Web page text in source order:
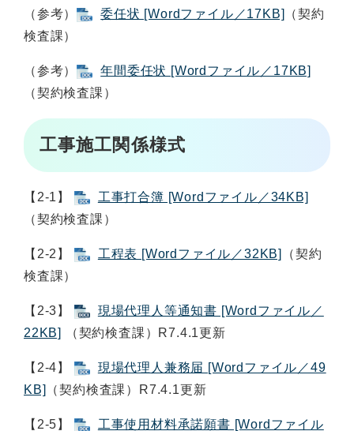
（参考） 委任状 [Wordファイル／17KB]
（契約
検査課）
（参考）
年間委任状 [Wordファイル／17KB]
（契約検査課）
工事施工関係様式
【2-1】
工事打合簿 [Wordファイル／34KB]
（契約検査課）
【2-2】 工程表 [Wordファイル／32KB]
（契約
検査課）
【2-3】
現場代理人等通知書 [Wordファイル／
22KB]
（契約検査課）R7.4.1更新
【2-4】
現場代理人兼務届 [Wordファイル／49
KB]
（契約検査課）R7.4.1更新
【2-5】
工事使用材料承諾願書 [Wordファイル